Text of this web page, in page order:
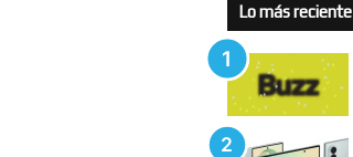
Lo más reciente